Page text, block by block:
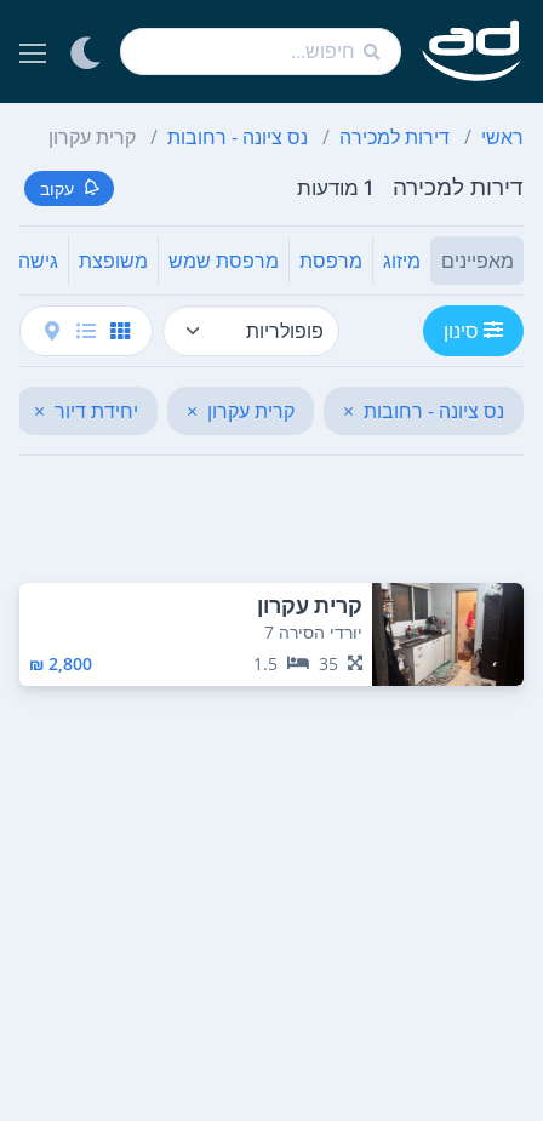
ראשי דירות למכירה נס ציונה - רחובות קרית עקרון
דירות למכירה 1 מודעות עקוב
מאפיינים מיזוג מרפסת מרפסת שמש משופצת גישה
סינון
נס ציונה - רחובות × קרית עקרון × יחידת דיור ×
קרית עקרון
יורדי הסירה 7
35
1.5
2,800 ₪